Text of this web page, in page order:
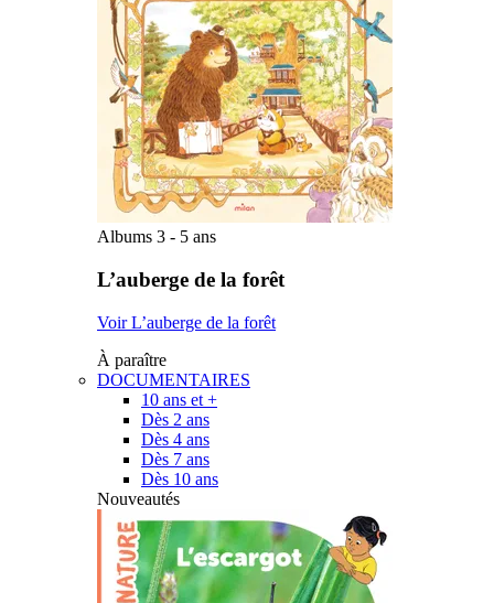
Albums 3 - 5 ans
L’auberge de la forêt
Voir L’auberge de la forêt
À paraître
DOCUMENTAIRES
10 ans et +
Dès 2 ans
Dès 4 ans
Dès 7 ans
Dès 10 ans
Nouveautés